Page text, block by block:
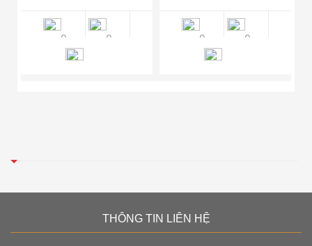
0 0 0 0
THÔNG TIN LIÊN HỆ